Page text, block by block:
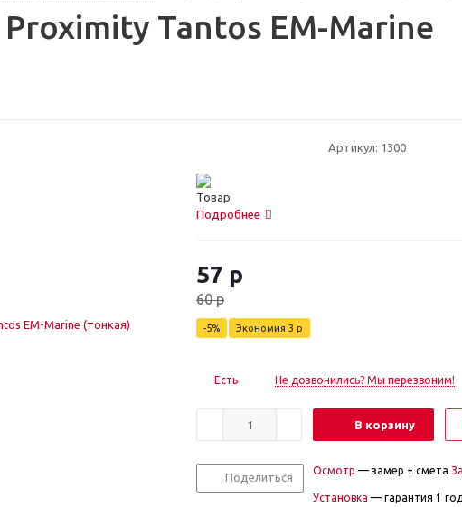
Proximity Tantos EM-Marine
Артикул: 1300
Подробнее
57 р
60р
-5% Экономия 3 р
Есть Не дозвонились? Мы перезвоним!
В корзину
Поделиться
Осмотр — замер + смета
Установка — гарантия 1 год